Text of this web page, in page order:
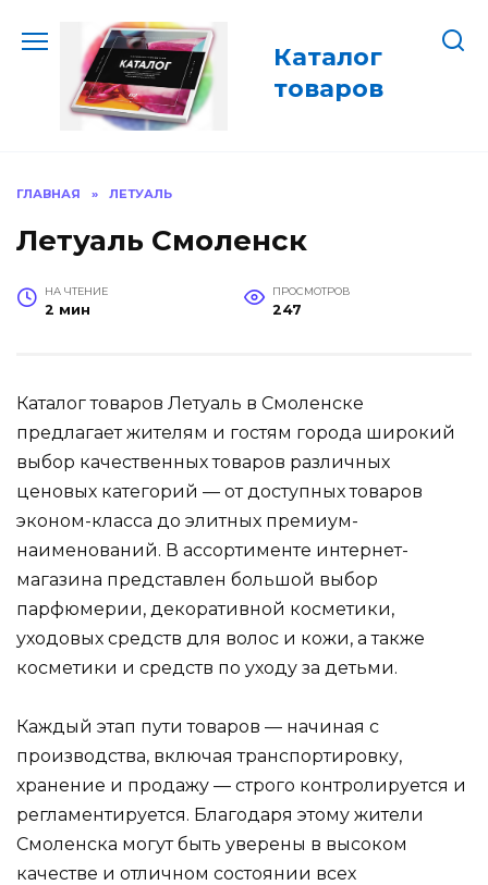
содержанию
Каталог
товаров
ГЛАВНАЯ » ЛЕТУАЛЬ
Летуаль Смоленск
НА ЧТЕНИЕ
2 мин
ПРОСМОТРОВ
247
Каталог товаров Летуаль в Смоленске
предлагает жителям и гостям города широкий
выбор качественных товаров различных
ценовых категорий — от доступных товаров
эконом-класса до элитных премиум-
наименований. В ассортименте интернет-
магазина представлен большой выбор
парфюмерии, декоративной косметики,
уходовых средств для волос и кожи, а также
косметики и средств по уходу за детьми.
Каждый этап пути товаров — начиная с
производства, включая транспортировку,
хранение и продажу — строго контролируется и
регламентируется. Благодаря этому жители
Смоленска могут быть уверены в высоком
качестве и отличном состоянии всех